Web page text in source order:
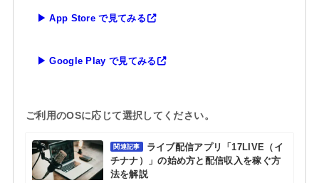
▶ App Store で見てみる
▶ Google Play で見てみる
ご利用のOSに応じて選択してください。
関連記事
ライブ配信アプリ「17LIVE（イ
チナナ）」の始め方と配信収入を稼ぐ方
法を解説